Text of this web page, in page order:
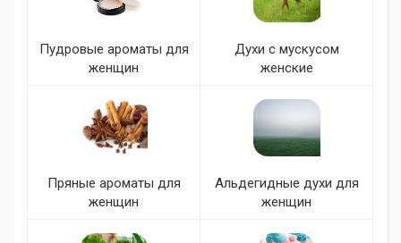
Пудровые ароматы для
женщин
Духи с мускусом
женские
Пряные ароматы для
женщин
Альдегидные духи для
женщин